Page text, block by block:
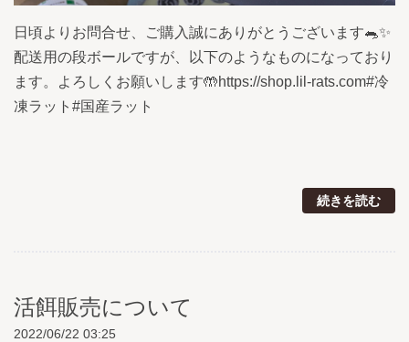
日頃よりお問合せ、ご購入誠にありがとうございます🐀✨
配送用の段ボールですが、以下のようなものになっており
ます。よろしくお願いします🤲https://shop.lil-rats.com#冷
凍ラット#国産ラット
続きを読む
活餌販売について
2022/06/22 03:25